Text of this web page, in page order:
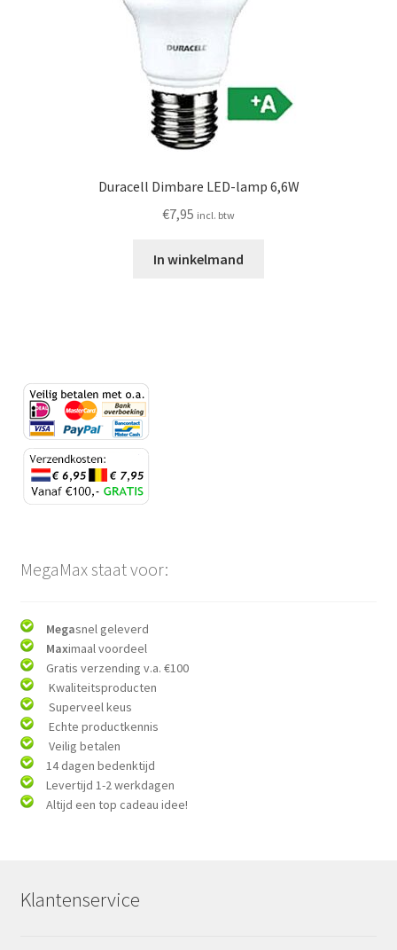
Duracell Dimbare LED-lamp 6,6W
€7,95 incl. btw
In winkelmand
MegaMax staat voor:
Megasnel geleverd
Maximaal voordeel
Gratis verzending v.a. €100
Kwaliteitsproducten
Superveel keus
Echte productkennis
Veilig betalen
14 dagen bedenktijd
Levertijd 1-2 werkdagen
Altijd een top cadeau idee!
Klantenservice